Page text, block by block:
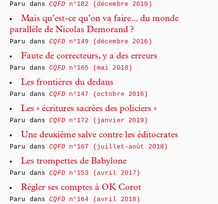
Paru dansCQFDn°182 (décembre 2019)
Mais qu’est-ce qu’on va faire... du monde
parallèle de Nicolas Demorand ?
Paru dansCQFDn°149 (décembre 2016)
Faute de correcteurs, y a des erreurs
Paru dansCQFDn°165 (mai 2018)
Les frontières du dedans
Paru dansCQFDn°147 (octobre 2016)
Les « écritures sacrées des policiers »
Paru dansCQFDn°172 (janvier 2019)
Une deuxième salve contre les éditocrates
Paru dansCQFDn°167 (juillet-août 2018)
Les trompettes de Babylone
Paru dansCQFDn°153 (avril 2017)
Régler ses comptes à OK Corot
Paru dansCQFDn°164 (avril 2018)